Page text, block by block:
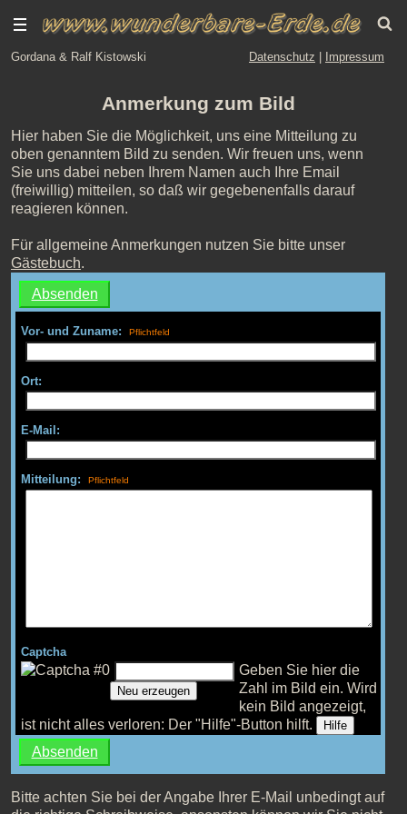
Gordana & Ralf Kistowski Datenschutz Impressum
Anmerkung zum Bild
Hier haben Sie die Möglichkeit, uns eine Mitteilung zu
oben genanntem Bild zu senden. Wir freuen uns, wenn
Sie uns dabei neben Ihrem Namen auch Ihre Email
(freiwillig) mitteilen, so daß wir gegebenenfalls darauf
reagieren können.
Für allgemeine Anmerkungen nutzen Sie bitte unser
Gästebuch.
Vor- und Zuname:
Ort:
E-Mail:
Mitteilung:
Captcha
Neu erzeugen
Geben Sie hier die
Zahl im Bild ein. Wird
kein Bild angezeigt,
ist nicht alles verloren: Der "Hilfe"-Button hilft.
Hilfe
Bitte achten Sie bei der Angabe Ihrer E-Mail unbedingt auf